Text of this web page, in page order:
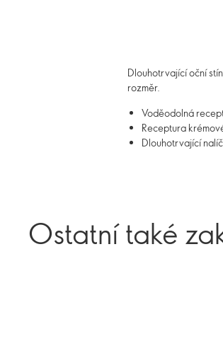
Dlouhotrvající oční
rozměr.
Voděodolná
Receptura
Dlouhotrvající
Ostatní také